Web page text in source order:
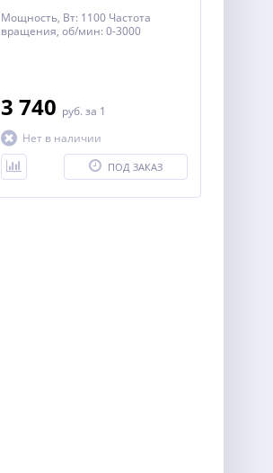
Мощность, Вт: 1100 Частота
вращения, об/мин: 0-3000
3 740 руб. за 1
Нет в наличии
ПОД ЗАКАЗ